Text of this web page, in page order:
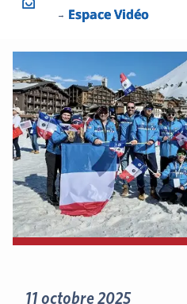
Espace Vidéo
11 octobre 2025